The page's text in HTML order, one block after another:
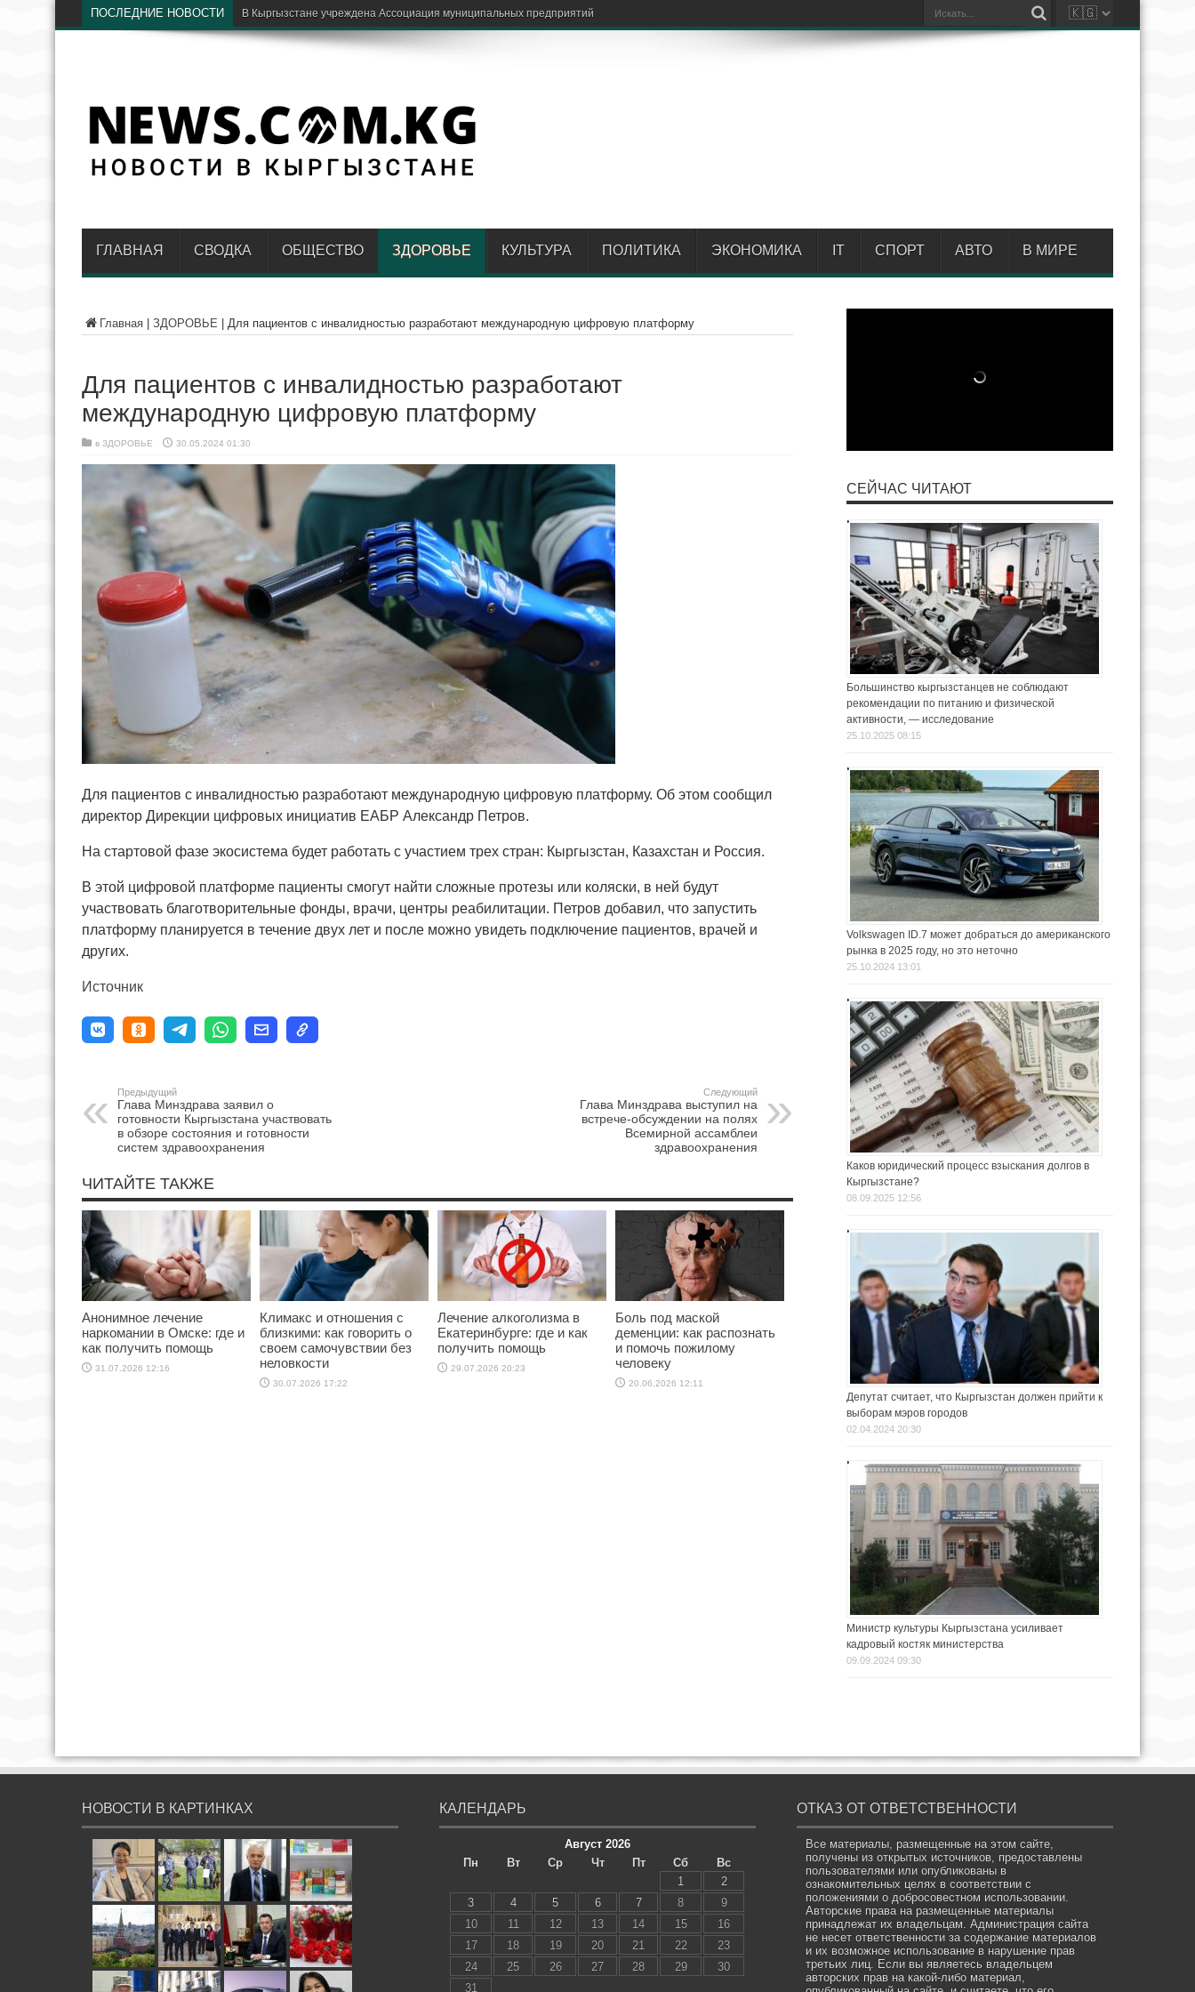
ПОСЛЕДНИЕ НОВОСТИ Б
ГЛАВНАЯ СВОДКА ОБЩЕСТВО ЗДОРОВЬЕ КУЛЬТУРА ПОЛИТИКА ЭКОНОМИКА IT СПОРТ АВТО В МИРЕ
Главная ЗДОРОВЬЕ Для пациентов с инвалидностью разработают международную цифровую платформу
Для пациентов с инвалидностью разработают
международную цифровую платформу
в ЗДОРОВЬЕ 30.05.2024 01:30
Для пациентов с инвалидностью разработают международную цифровую платформу. Об этом сообщил
директор Дирекции цифровых инициатив ЕАБР Александр Петров.
На стартовой фазе экосистема будет работать с участием трех стран: Кыргызстан, Казахстан и Россия.
В этой цифровой платформе пациенты смогут найти сложные протезы или коляски, в ней будут
участвовать благотворительные фонды, врачи, центры реабилитации. Петров добавил, что запустить
платформу планируется в течение двух лет и после можно увидеть подключение пациентов, врачей и
других.
Источник
Предыдущий
Глава Минздрава заявил о
готовности Кыргызстана участвовать
в обзоре состояния и готовности
систем здравоохранения
Следующий
Глава Минздрава выступил на
встрече-обсуждении на полях
Всемирной ассамблеи
здравоохранения
ЧИТАЙТЕ ТАКЖЕ
Анонимное лечение
наркомании в Омске: где и
как получить помощь
31.07.2026 12:16
Климакс и отношения с
близкими: как говорить о
своем самочувствии без
неловкости
30.07.2026 17:22
Лечение алкоголизма в
Екатеринбурге: где и как
получить помощь
29.07.2026 20:23
Боль под маской
деменции: как распознать
и помочь пожилому
человеку
20.06.2026 12:11
СЕЙЧАС ЧИТАЮТ
Большинство кыргызстанцев не соблюдают
рекомендации по питанию и физической
активности, — исследование
25.10.2025 08:15
Volkswagen ID.7 может добраться до американского
рынка в 2025 году, но это неточно
25.10.2024 13:01
Каков юридический процесс взыскания долгов в
Кыргызстане?
08.09.2025 12:56
Депутат считает, что Кыргызстан должен прийти к
выборам мэров городов
02.04.2024 20:30
Министр культуры Кыргызстана усиливает
кадровый костяк министерства
09.09.2024 09:30
НОВОСТИ В КАРТИНКАХ КАЛЕНДАРЬ
Август 2026
Пн
Вт Ср Чт Пт Сб
Вс
1
2
3
4 5 6 7 8
9
10
11 12 13 14 15
16
17
18 19 20 21 22
23
24
25 26 27 28 29
30
31
ОТКАЗ ОТ ОТВЕТСТВЕННОСТИ
Все материалы, размещенные на этом сайте,
получены из открытых источников, предоставлены
пользователями или опубликованы в
ознакомительных целях в соответствии с
положениями о добросовестном использовании.
Авторские права на размещенные материалы
принадлежат их владельцам. Администрация сайта
не несет ответственности за содержание материалов
и их возможное использование в нарушение прав
третьих лиц. Если вы являетесь владельцем
авторских прав на какой-либо материал,